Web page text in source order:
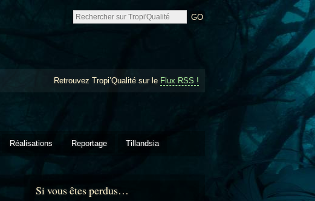
Retrouvez Tropi’Qualité sur le Flux RSS !
Réalisations Reportage Tillandsia
Si vous êtes perdus…